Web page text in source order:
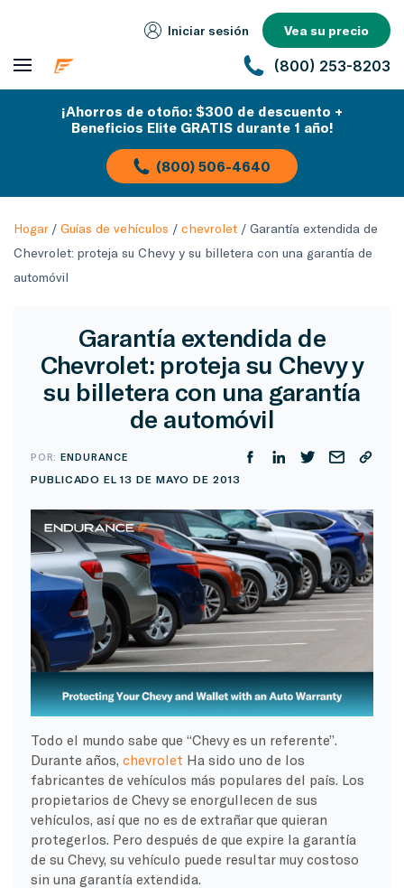
Iniciar sesión Vea su precio
(800) 253-8203
¡Ahorros de otoño: $300 de descuento +
Beneficios Elite GRATIS durante 1 año!
(800) 506-4640
Hogar/ Guías de vehículos / chevrolet / Garantía extendida de
Chevrolet: proteja su Chevy y su billetera con una garantía de
automóvil
Garantía extendida de
Chevrolet: proteja su Chevy y
su billetera con una garantía
de automóvil
POR:ENDURANCE
PUBLICADO EL 13 DE MAYO DE 2013
Todo el mundo sabe que “Chevy es un referente”.
Durante años, chevrolet Ha sido uno de los
fabricantes de vehículos más populares del país. Los
propietarios de Chevy se enorgullecen de sus
vehículos, así que no es de extrañar que quieran
protegerlos. Pero después de que expire la garantía
de su Chevy, su vehículo puede resultar muy costoso
sin una garantía extendida.